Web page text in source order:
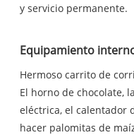
y servicio permanente.
Equipamiento
Hermoso carrito de
El horno de chocolate,
eléctrica, el calentador
hacer palomitas de